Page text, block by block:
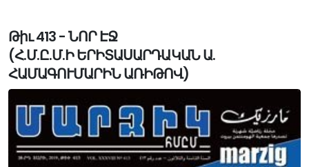
Թիւ 413 - ՆՈՐ ԷՋ
(Հ.Մ.Ը.Մ.Ի ԵՐԻՏԱՍԱՐԴԱԿԱՆ Ա.
ՀԱՄԱԳՈՒՄԱՐԻՆ ԱՌԻԹՈՎ)